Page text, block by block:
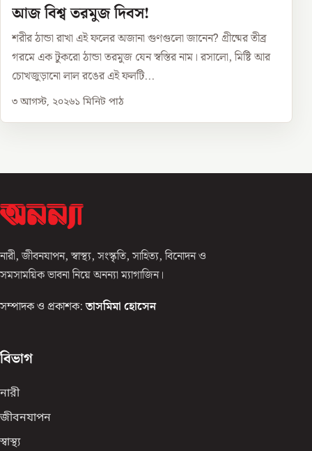
আজ বিশ্ব তরমুজ দিবস!
শরীর ঠান্ডা রাখা এই ফলের অজানা গুণগুলো জানেন? গ্রীষ্মের তীব্র
গরমে এক টুকরো ঠান্ডা তরমুজ যেন স্বস্তির নাম। রসালো, মিষ্টি আর
চোখজুড়ানো লাল রঙের এই ফলটি...
৩ আগস্ট, ২০২৬১ মিনিট পাঠ
নারী, জীবনযাপন, স্বাস্থ্য, সংস্কৃতি, সাহিত্য, বিনোদন ও
সমসাময়িক ভাবনা নিয়ে অনন্যা ম্যাগাজিন।
সম্পাদক ও প্রকাশক: তাসমিমা হোসেন
বিভাগ
নারী
জীবনযাপন
স্বাস্থ্য